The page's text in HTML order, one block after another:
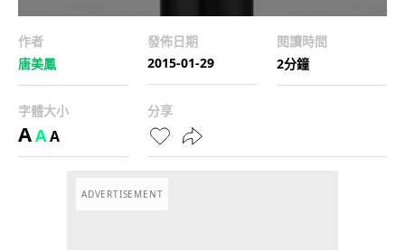
作者
唐美鳳
發佈日期
2015-01-29
閱讀時間
2分鐘
字體大小
AAA
分享
ADVERTISEMENT